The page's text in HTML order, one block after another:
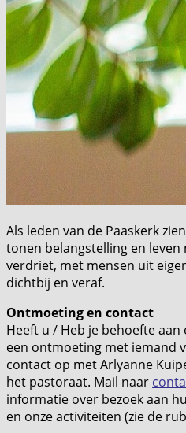
Als leden van de Paaskerk
tonen belangstelling en leven
verdriet, met mensen uit
dichtbij en veraf.
Ontmoeting en contact
Heeft u / Heb je behoefte
een ontmoeting met iemand
contact op met Arlyanne
het pastoraat. Mail naar
informatie over bezoek aan
en onze activiteiten (zie de